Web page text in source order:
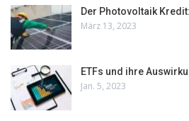
Der Photovoltaik
März 13, 2023
ETFs und ihre
Jan. 5, 2023